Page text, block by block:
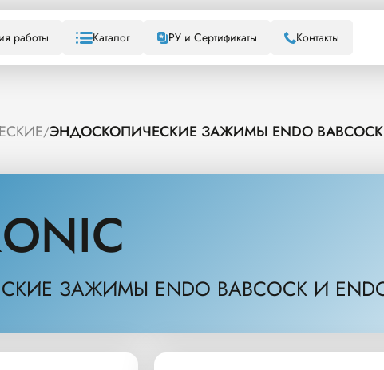
работы Каталог РУ и Сертификаты Контакты
/ЭНДОСКОПИЧЕСКИЕ ЗАЖИМЫ ENDO BABCOCK
ЗАЖИМЫ ENDO BABCOCK И